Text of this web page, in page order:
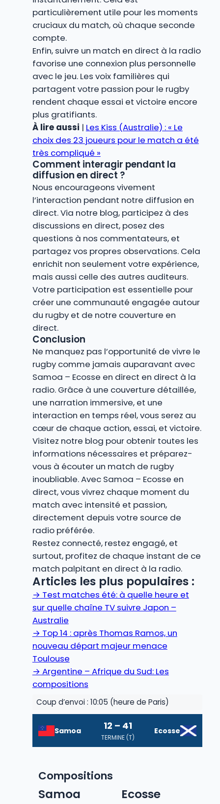
particulièrement utile pour les moments
cruciaux du match, où chaque seconde
compte.
Enfin, suivre un match en direct à la radio
favorise une connexion plus personnelle
avec le jeu. Les voix familières qui
partagent votre passion pour le rugby
rendent chaque essai et victoire encore
plus gratifiants.
À lire aussi | Les Kiss (Australie) : « Le
choix des 23 joueurs pour le match a été
très compliqué »
Comment interagir pendant la
diffusion en direct ?
Nous encourageons vivement
l’interaction pendant notre diffusion en
direct. Via notre blog, participez à des
discussions en direct, posez des
questions à nos commentateurs, et
partagez vos propres observations. Cela
enrichit non seulement votre expérience,
mais aussi celle des autres auditeurs.
Votre participation est essentielle pour
créer une communauté engagée autour
du rugby et de notre couverture en
direct.
Conclusion
Ne manquez pas l’opportunité de vivre le
rugby comme jamais auparavant avec
Samoa – Ecosse en direct en direct à la
radio. Grâce à une couverture détaillée,
une narration immersive, et une
interaction en temps réel, vous serez au
cœur de chaque action, essai, et victoire.
Visitez notre blog pour obtenir toutes les
informations nécessaires et préparez-
vous à écouter un match de rugby
inoubliable. Avec Samoa – Ecosse en
direct, vous vivrez chaque moment du
match avec intensité et passion,
directement depuis votre source de
radio préférée.
Restez connecté, restez engagé, et
surtout, profitez de chaque instant de ce
match palpitant en direct à la radio.
Articles les plus populaires :
→ Test matches été: à quelle heure et
sur quelle chaîne TV suivre Japon –
Australie
→ Top 14 : après Thomas Ramos, un
nouveau départ majeur menace
Toulouse
→ Argentine – Afrique du Sud: Les
compositions
Coup d’envoi : 10:05 (heure de Paris)
Samoa 12 – 41
TERMINE (T)
Ecosse
Compositions
Samoa Ecosse